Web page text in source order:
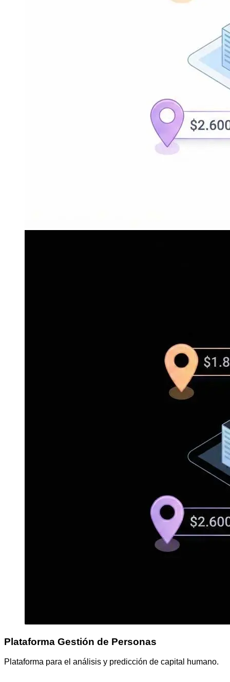
Plataforma Gestión de Personas
Plataforma para el análisis y predicción de capital humano.